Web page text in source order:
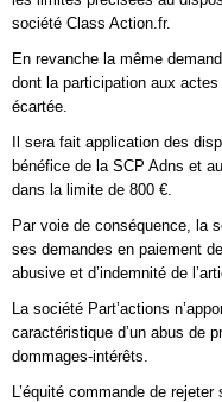
société Class Action.fr.
En revanche la même
dont la participation aux
écartée.
Il sera fait application des
bénéfice de la SCP Adns et
dans la limite de 800 €.
Par voie de conséquence, la
ses demandes en paiement
abusive et d’indemnité de
La société Part’actions
caractéristique d’un abus de
dommages-intérêts.
L’équité commande de